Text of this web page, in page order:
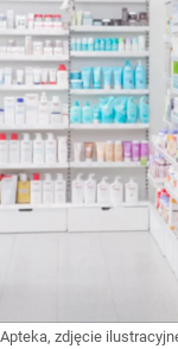
Apteka, zdjęcie